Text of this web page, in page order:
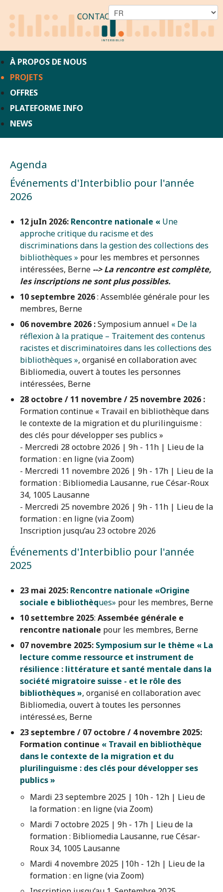
CONTACT
À PROPOS DE NOUS
PROJETS
OFFRES
PLATEFORME INFO
NEWS
Agenda
Événements d'Interbiblio pour l'année
2026
12 juIn 2026: Rencontre nationale « Une
approche critique du racisme et des
discriminations dans la gestion des collections des
bibliothèques » pour les membres et personnes
intéressées, Berne --> La rencontre est complète,
les inscriptions ne sont plus possibles.
10 septembre 2026: Assemblée générale pour les
membres, Berne
06 novembre 2026 :Symposium annuel « De la
réflexion à la pratique – Traitement des contenus
racistes et discriminatoires dans les collections des
bibliothèques », organisé en collaboration avec
Bibliomedia, ouvert à toutes les personnes
intéressées, Berne
28 octobre / 11 novembre / 25 novembre 2026 :
Formation continue « Travail en bibliothèque dans
le contexte de la migration et du plurilinguisme :
des clés pour développer ses publics »
- Mercredi 28 octobre 2026 | 9h - 11h | Lieu de la
formation : en ligne (via Zoom)
- Mercredi 11 novembre 2026 | 9h - 17h | Lieu de la
formation : Bibliomedia Lausanne, rue César-Roux
34, 1005 Lausanne
- Mercredi 25 novembre 2026 | 9h - 11h | Lieu de la
formation : en ligne (via Zoom)
Inscription jusqu’au 23 octobre 2026
Événements d'Interbiblio pour l'année
2025
23 mai 2025: Rencontre nationale «Origine
sociale e bibliothèques» pour les membres, Berne
10 settembre 2025: Assembée générale e
rencontre nationale pour les membres, Berne
07 novembre 2025: Symposium sur le thème « La
lecture comme ressource et instrument de
résilience : littérature et santé mentale dans la
société migratoire suisse - et le rôle des
bibliothèques », organisé en collaboration avec
Bibliomedia, ouvert à toutes les personnes
intéressé.es, Berne
23 septembre / 07 octobre / 4 novembre 2025:
Formation continue « Travail en bibliothèque
dans le contexte de la migration et du
plurilinguisme : des clés pour développer ses
publics »
Mardi 23 septembre 2025 | 10h - 12h | Lieu de
la formation : en ligne (via Zoom)
Mardi 7 octobre 2025 | 9h - 17h | Lieu de la
formation : Bibliomedia Lausanne, rue César-
Roux 34, 1005 Lausanne
Mardi 4 novembre 2025 |10h - 12h | Lieu de la
formation : en ligne (via Zoom)